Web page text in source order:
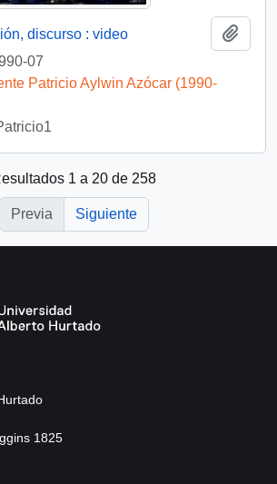
discurso : video
07
Patricio Aylwin Azócar (1990-
1 a 20 de 258
Previa Siguiente
1825